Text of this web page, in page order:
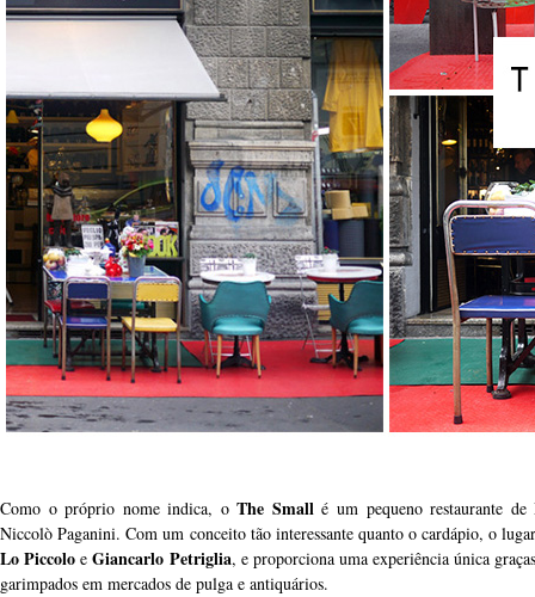
Como o próprio nome indica, oThe Smallé um pequeno restaurante
Niccolò Paganini. Com um conceito tão interessante quanto o cardápio, o
Lo Piccolo eGiancarlo Petriglia, e proporciona uma experiência única
garimpados em mercados de pulga e antiquários.